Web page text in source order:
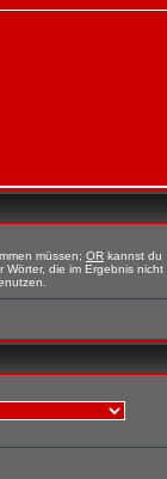
müssen; OR kannst du
Wörter, die im Ergebnis nicht